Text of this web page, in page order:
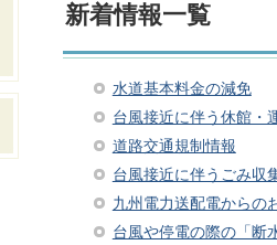
新着情報一覧
水道基本料金の減免
台風接近に伴う休館・
道路交通規制情報
台風接近に伴うごみ収
九州電力送配電からの
台風や停電の際の「断